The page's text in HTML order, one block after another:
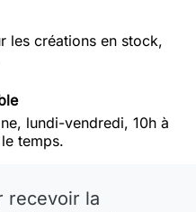
les créations en stock,
lundi-vendredi, 10h à
temps.
recevoir la